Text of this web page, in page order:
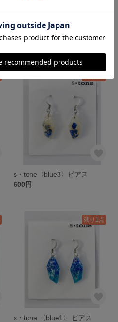
s・tone〈blue5〉ピアス
600円
s・tone〈blue3〉ピアス
600円
残り1点
s・tone 〈blue1〉 ピアス